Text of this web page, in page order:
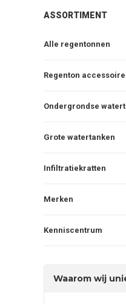
ASSORTIMENT
Alle regentonnen
Regenton
Ondergrondse
Grote watertanken
Infiltratiekratten
Merken
Kenniscentrum
Waarom wij